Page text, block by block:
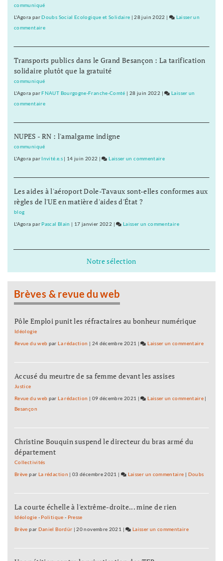
communiqué
L'Agora parDoubs Social Ecologique et Solidaire |28 juin 2022 |
Laisser un
commentaireon
éleveurs
dénoncent
Leclerc
la
Transports publics dans le Grand Besançon : La tarification
solidaire plutôt que la gratuité
communiqué
L'Agora parFNAUT Bourgogne-Franche-Comté | 28 juin 2022 |
Laisser un
commentaireon
éleveurs
dénoncent
et
grande
distribution
NUPES - RN : l'amalgame indigne
communiqué
L'Agora par Invité.e.s| 14 juin 2022 | Laisser un commentaire
éleveurs
dénoncent
la
Les aides à l'aéroport Dole-Tavaux sont-elles conformes aux
règles de l'UE en matière d'aides d'État ?
blog
L'Agora par Pascal Blain | 17 janvier 2022 | Laisser un commentaireon
Notre sélection
Brèves & revue du web
Pôle Emploi punit les réfractaires au bonheur numérique
Idéologie
Revue du web parLa rédaction | 24 décembre 2021 | Laisser un commentaire
éleveurs
et
Accusé du meurtre de sa femme devant les assises
Justice
Revue du web parLa rédaction | 09 décembre 2021 | Laisser un commentaire on
|
Besançon
Christine Bouquin suspend le directeur du bras armé du
département
Collectivités
Brève par La rédaction |03 décembre 2021 | Laisser un commentaire on
éleveurs
grande
| Doubs
La courte échelle à l'extrême-droite... mine de rien
Idéologie - Politique - Presse
Brève par Daniel Bordür |20 novembre 2021 | Laisser un commentaireon
éleveurs